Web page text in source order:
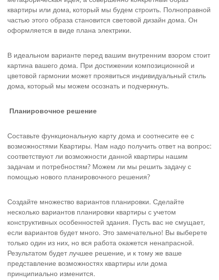
квартиры или дома, который мы будем строить. Полноправной
частью этого образа становится световой дизайн дома. Он
оформляется в виде плана электрики.
В идеальном варианте перед вашим внутренним взором стоит
картина вашего дома. При достижении композиционной и
цвето­вой гармонии может проявиться индивидуальный стиль
дома, который мы можем осознать и подчеркнуть.
Планировочное решение
Составьте функциональную карту дома и соотнесите ее с
возможностями Квартиры. Нам надо получить ответ на вопрос:
соответствуют ли возможности данной квартиры нашим
задачам и потребностям? Можем ли мы решить задачу с
помощью нового планировочного решения?
Создайте множество вариантов планировки. Сделайте
несколько вариантов планировки квартиры с учетом
конструктив­ных особенностей здания. Пусть вас не смущает,
если вариантов будет много. Это замечательно! Вы выберете
только один из них, но вся работа окажется ненапрасной.
Результатом будет лучшее решение, и к тому же ваше
представление возможностях квар­тиры или дома
принципиально изменится.